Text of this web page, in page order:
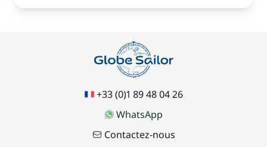
+33 (0)1 89 48 04 26
WhatsApp
Contactez-nous